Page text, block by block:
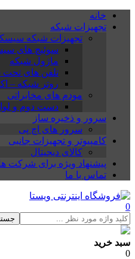
خانه
تجهیزات شبکه
تجهیزات شبکه
سوئیچ های
ماژول شبکه
تلفن های تحت
روتر شبکه –
مودم های مخابراتی
دست دوم و
سرور و ذخیره ساز
سرور های اچ پی
کامپیوتر و تجهیزات جانبی
کالای دیجیتال
پیشنهاد ویژه برای شرکت
تماس با ما
0
سبد خرید
0